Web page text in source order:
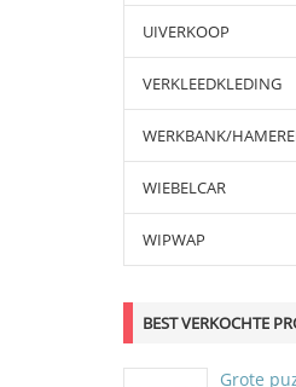
UIVERKOOP
VERKLEEDKLEDING
WERKBANK/
WIEBELCAR
WIPWAP
BEST VERKOCHTE
Grote